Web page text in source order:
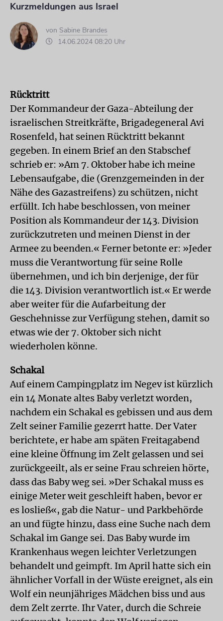
Kurzmeldungen aus Israel
von Sabine Brandes
14.06.2024 08:20 Uhr
Rücktritt
Der Kommandeur der Gaza-Abteilung der
israelischen Streitkräfte, Brigade­general Avi
Rosenfeld, hat seinen Rücktritt bekannt
gegeben. In einem Brief an den Stabschef
schrieb er: »Am 7. Oktober habe ich meine
Lebensaufgabe, die (Grenzgemeinden in der
Nähe des Gazastreifens) zu schützen, nicht
erfüllt. Ich habe beschlossen, von meiner
Position als Kommandeur der 143. Division
zurückzutreten und meinen Dienst in der
Armee zu beenden.« Ferner betonte er: »Jeder
muss die Verantwortung für seine Rolle
übernehmen, und ich bin derjenige, der für
die 143. Division verantwortlich ist.« Er werde
aber weiter für die Aufarbeitung der
Geschehnisse zur Verfügung stehen, damit so
etwas wie der 7. Oktober sich nicht
wiederholen könne.
Schakal
Auf einem Campingplatz im Negev ist kürzlich
ein 14 Monate altes Baby verletzt worden,
nachdem ein Schakal es gebissen und aus dem
Zelt seiner Familie gezerrt hatte. Der Vater
berichtete, er habe am späten Freitagabend
eine kleine Öffnung im Zelt gelassen und sei
zurückgeeilt, als er seine Frau schreien hörte,
dass das Baby weg sei. »Der Schakal muss es
einige Meter weit geschleift haben, bevor er
es losließ«, gab die Natur- und Parkbehörde
an und fügte hinzu, dass eine Suche nach dem
Schakal im Gange sei. Das Baby wurde im
Krankenhaus wegen leichter Verletzungen
behandelt und geimpft. Im April hatte sich ein
ähnlicher Vorfall in der Wüste ereignet, als ein
Wolf ein neunjähriges Mädchen biss und aus
dem Zelt zerrte. Ihr Vater, durch die Schreie